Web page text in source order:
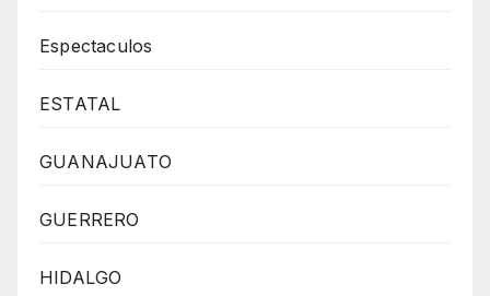
Espectaculos
ESTATAL
GUANAJUATO
GUERRERO
HIDALGO